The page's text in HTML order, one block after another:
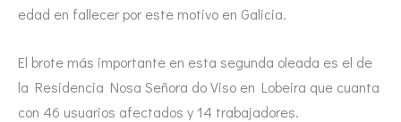
edad en fallecer por este motivo en Galicia.
El brote más importante en esta segunda oleada es el de
la Residencia Nosa Señora do Viso en Lobeira que cuanta
con 46 usuarios afectados y 14 trabajadores.